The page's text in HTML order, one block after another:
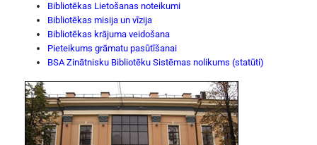
Bibliotēkas Lietošanas noteikumi
Bibliotēkas misija un vīzija
Bibliotēkas krājuma veidošana
Pieteikums grāmatu pasūtīšanai
BSA Zinātnisku Bibliotēku Sistēmas nolikums (statūti)